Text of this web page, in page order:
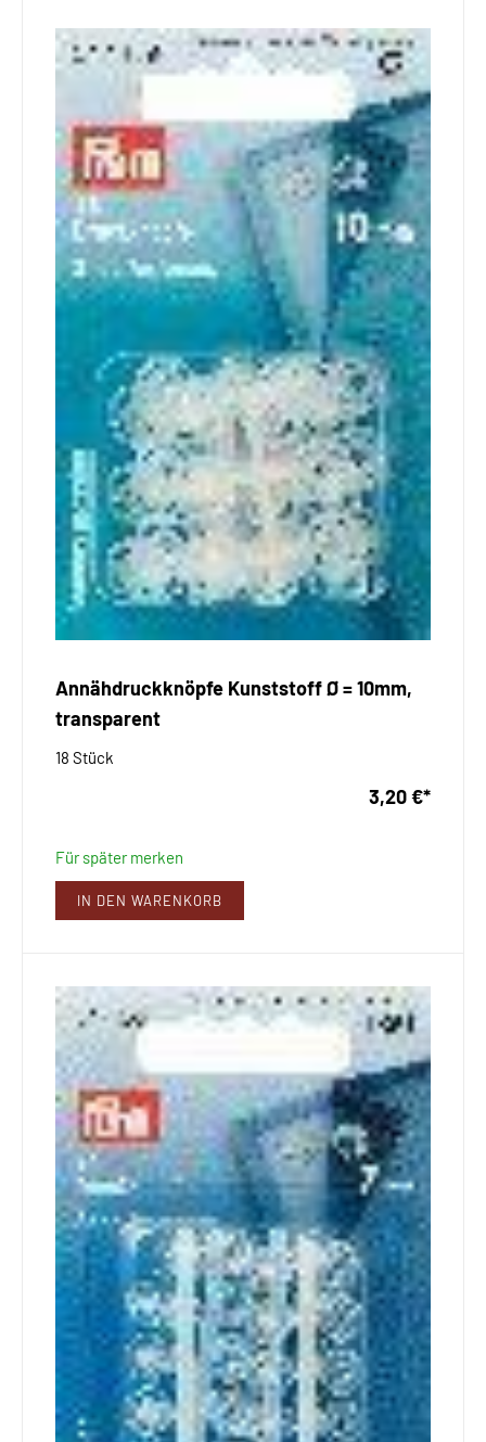
Annähdruckknöpfe Kunststoff Ø = 10mm,
transparent
18 Stück
3,20 €*
Für später merken
IN DEN WARENKORB